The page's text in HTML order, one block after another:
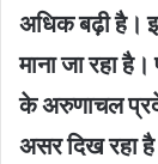
अधिक बढ़ी है।
माना जा रहा
के अरुणाचल
असर दिख रहा